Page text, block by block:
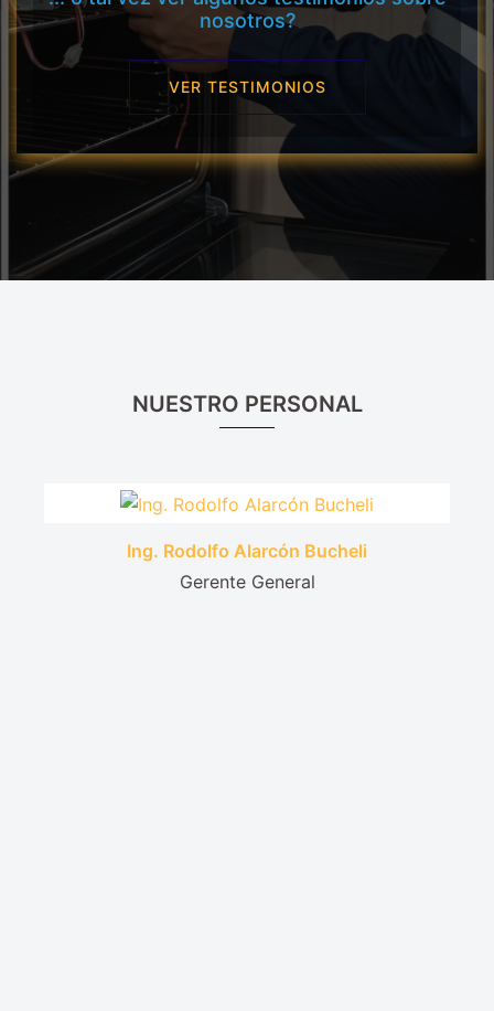
nosotros?
VER TESTIMONIOS
NUESTRO PERSONAL
Ing. Rodolfo Alarcón Bucheli
Gerente General